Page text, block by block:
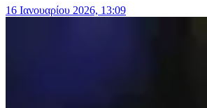
16 Ιανουαρίου 2026, 13:09